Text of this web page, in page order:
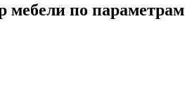
мебели по параметрам